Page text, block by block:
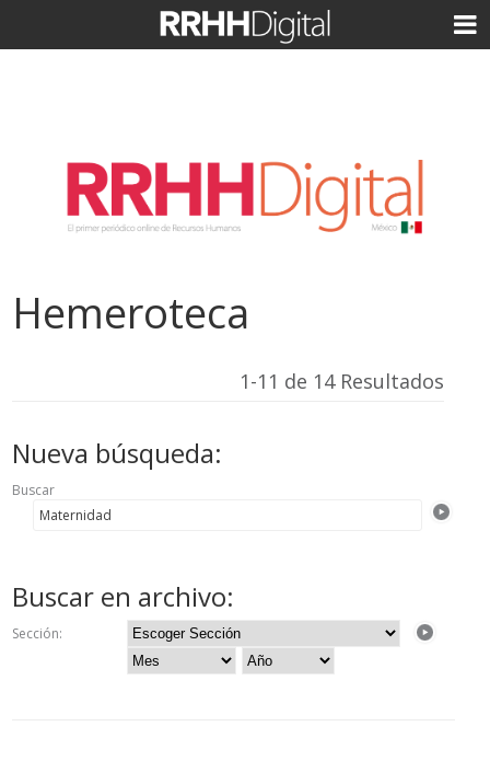
Hemeroteca
1-11 de 14 Resultados
Nueva búsqueda:
Buscar
Buscar en archivo:
Sección: